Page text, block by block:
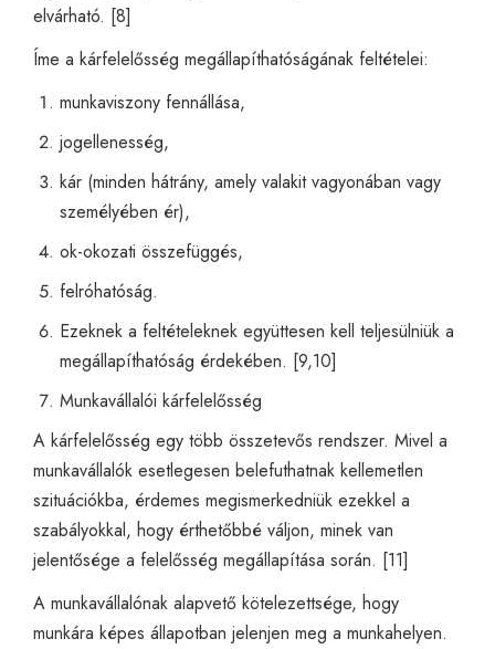
elvárható. [8]
Íme a kárfelelősség megállapíthatóságának feltételei:
munkaviszony fennállása,
jogellenesség,
kár (minden hátrány, amely valakit vagyonában vagy
személyében ér),
ok-okozati összefüggés,
felróhatóság.
Ezeknek a feltételeknek együttesen kell teljesülniük a
megállapíthatóság érdekében. [9,10]
Munkavállalói kárfelelősség
A kárfelelősség egy több összetevős rendszer. Mivel a
munkavállalók esetlegesen belefuthatnak kellemetlen
szituációkba, érdemes megismerkedniük ezekkel a
szabályokkal, hogy érthetőbbé váljon, minek van
jelentősége a felelősség megállapítása során. [11]
A munkavállalónak alapvető kötelezettsége, hogy
munkára képes állapotban jelenjen meg a munkahelyen.